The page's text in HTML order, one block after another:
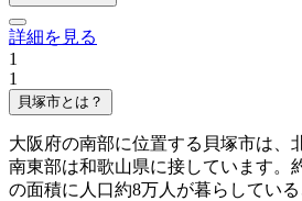
詳細を見る
1
1
貝塚市とは？
大阪府の南部に位置する貝塚市は、
南東部は和歌山県に接しています。
の面積に人口約8万人が暮らしてい